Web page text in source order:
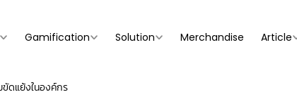
Gamification Solution Merchandise Article
ดแย้งในองค์กร